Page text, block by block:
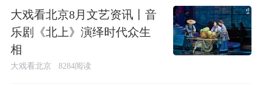
大戏看北京8月文艺资讯丨音
乐剧《北上》演绎时代众生
相
大戏看北京 8284阅读